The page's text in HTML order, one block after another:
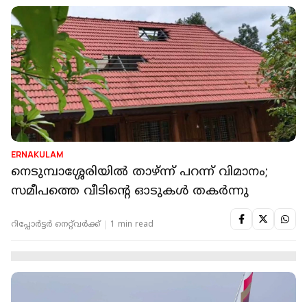
അടിസ്ഥാന ശമ്പളം 1.25 ലക്ഷം; താമസത്തിന്
അതിനേക്കാളും, ഭക്ഷണവും ഫ്രീ: കാബിൻ
ക്ര്യൂവിൻ്റെ ശമ്പളം അറിയാമോ?
റിപ്പോർട്ടർ നെറ്റ്‌വര്‍ക്ക്‌ 2 min read
വിമാന യാത്രക്കാര്‍ക്ക് ആശ്വാസം; ഉയര്‍ന്ന
കാന്‍സലേഷന്‍ ചാര്‍ജുകള്‍ പരിശോധിക്കാന്‍